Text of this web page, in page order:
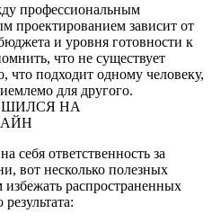
профессиональным
проектированием зависит от
и уровня готовности к
что не существует
что подходит одному человеку,
для другого.
НА
себя ответственность за
вот несколько полезных
распространенных